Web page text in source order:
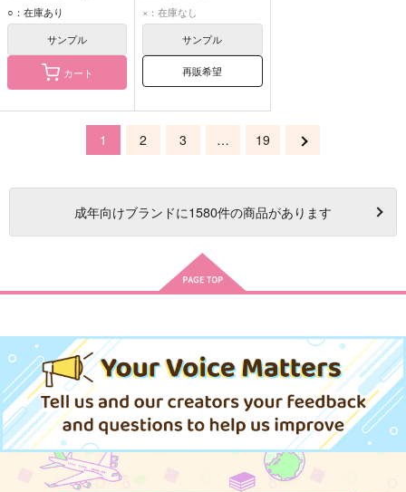
アーサー・カークランド
本田菊
○：在庫あり
サンプル
カート
×：在庫なし
サンプル
再販希望
1 2 3 … 19
成年向けブランドに1580件の商品があります